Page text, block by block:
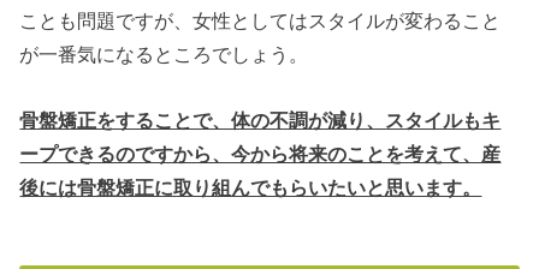
ことも問題ですが、女性としてはスタイルが変わること
が一番気になるところでしょう。
骨盤矯正をすることで、体の不調が減り、スタイルもキ
ープできるのですから、今から将来のことを考えて、産
後には骨盤矯正に取り組んでもらいたいと思います。